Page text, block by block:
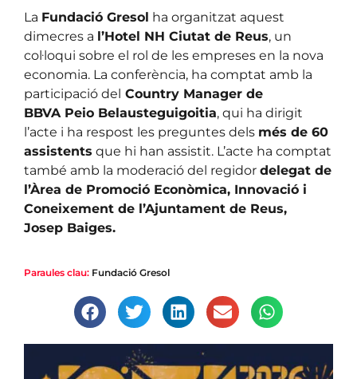
La Fundació Gresol ha organitzat aquest
dimecres a l’Hotel NH Ciutat de Reus, un
col·loqui sobre el rol de les empreses en la nova
economia. La conferència, ha comptat amb la
participació del Country Manager de
BBVA Peio Belausteguigoitia, qui ha dirigit
l’acte i ha respost les preguntes dels més de 60
assistents que hi han assistit. L’acte ha comptat
també amb la moderació del regidor delegat de
l’Àrea de Promoció Econòmica, Innovació i
Coneixement de l’Ajuntament de Reus,
Josep Baiges.
Paraules clau: Fundació Gresol